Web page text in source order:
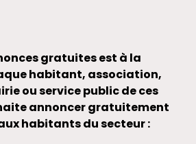
gratuites est à la
habitant, association,
ou service public de ces
annoncer gratuitement
habitants du secteur :